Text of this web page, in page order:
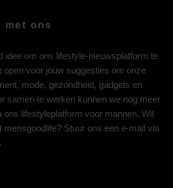
met ons
idee om ons lifestyle-nieuwsplatform te
open voor jouw suggesties om onze
mode, gezondheid, gadgets en
samen te werken kunnen we nog meer
ons lifestyleplatform voor mannen. Wil
mensgoodlife? Stuur ons een e-mail via
.